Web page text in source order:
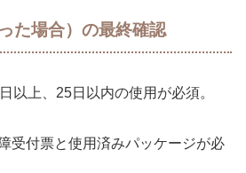
た場合）の最終確認
以上、25日以内の使用が必須。
受付票と使用済みパッケージが必